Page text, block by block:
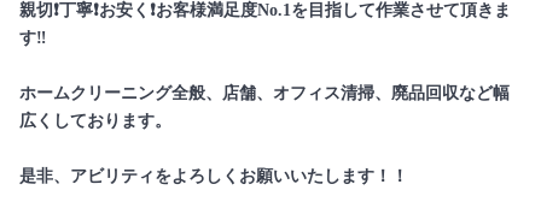
親切❗️丁寧❗️お安く❗️お客様満足度No.1を目指して作業させて頂きま
す‼️
ホームクリーニング全般、店舗、オフィス清掃、廃品回収など幅
広くしております。
是非、アビリティをよろしくお願いいたします！！